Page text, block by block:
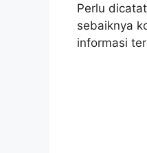
Perlu
sebaiknya
informasi